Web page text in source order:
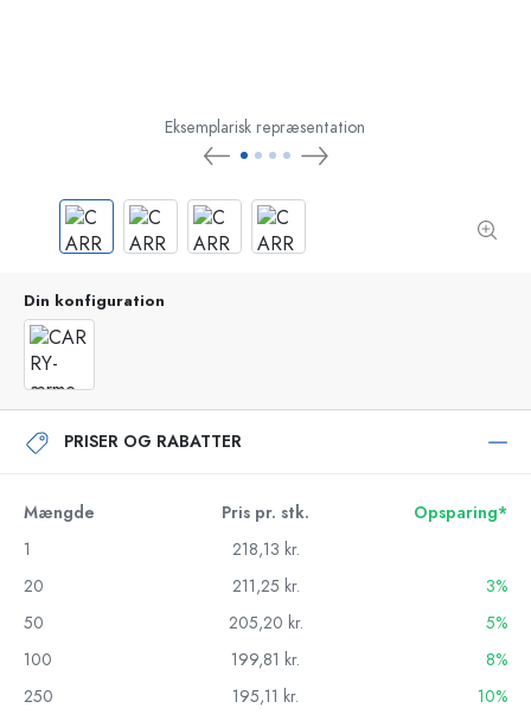
Eksemplarisk repræsentation
Din konfiguration
PRISER OG RABATTER
Mængde Pris pr. stk.
Opsparing*
1
218,13 kr.
20
211,25 kr.
3%
50
205,20 kr.
5%
100
199,81 kr.
8%
250
195,11 kr.
10%